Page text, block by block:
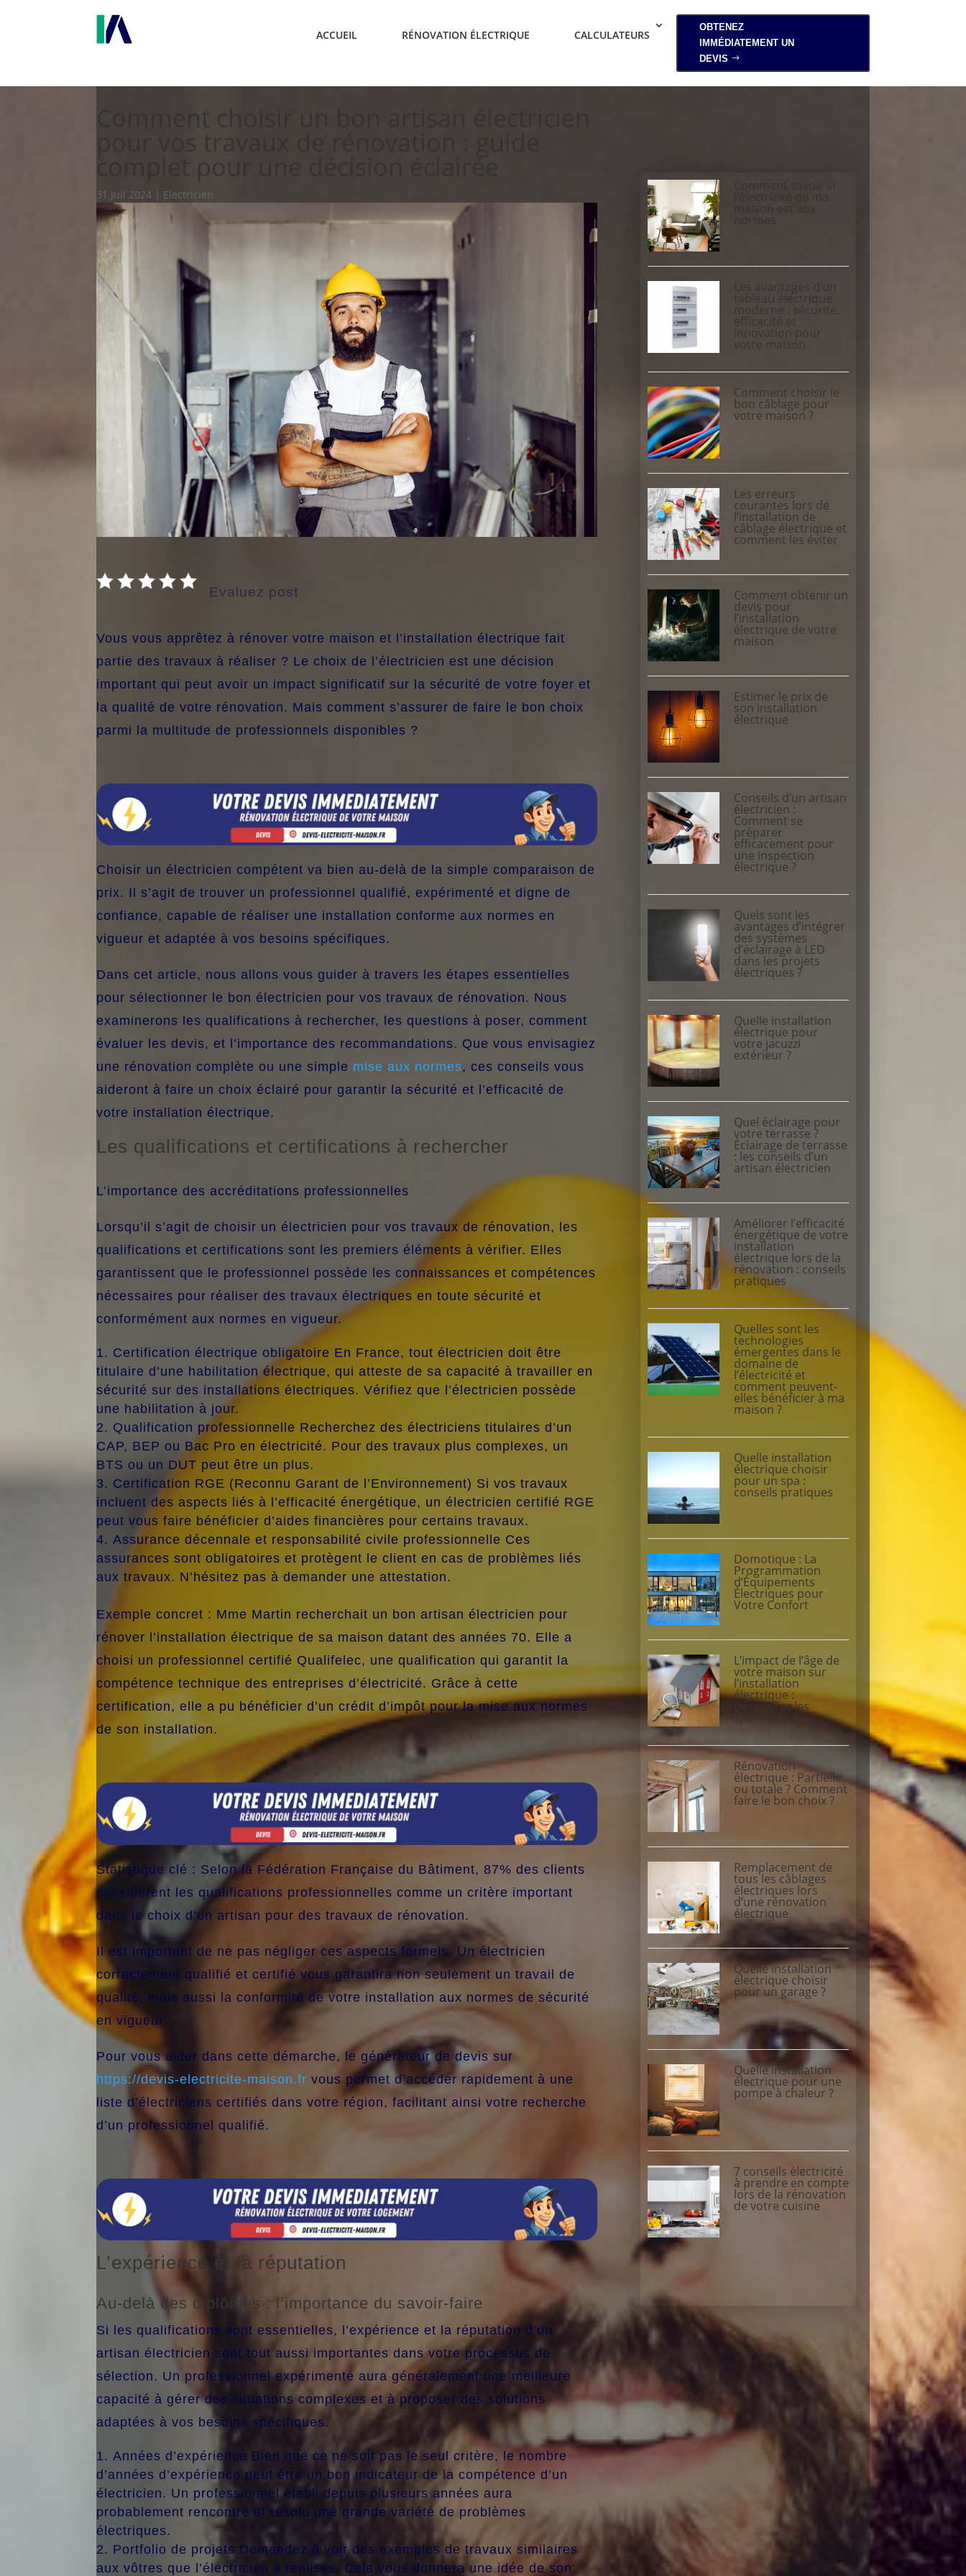
ACCUEIL RÉNOVATION ÉLECTRIQUE CALCULATEURS
OBTENEZ
IMMÉDIATEMENT UN
DEVIS
Comment choisir un bon artisan électricien
pour vos travaux de rénovation : guide
complet pour une décision éclairée
31 Juil 2024 | Electricien
Evaluez post
Vous vous apprêtez à rénover votre maison et l’installation électrique fait
partie des travaux à réaliser ? Le choix de l’électricien est une décision
important qui peut avoir un impact significatif sur la sécurité de votre foyer et
la qualité de votre rénovation. Mais comment s’assurer de faire le bon choix
parmi la multitude de professionnels disponibles ?
Choisir un électricien compétent va bien au-delà de la simple comparaison de
prix. Il s’agit de trouver un professionnel qualifié, expérimenté et digne de
confiance, capable de réaliser une installation conforme aux normes en
vigueur et adaptée à vos besoins spécifiques.
Dans cet article, nous allons vous guider à travers les étapes essentielles
pour sélectionner le bon électricien pour vos travaux de rénovation. Nous
examinerons les qualifications à rechercher, les questions à poser, comment
évaluer les devis, et l’importance des recommandations. Que vous envisagiez
une rénovation complète ou une simple mise aux normes, ces conseils vous
aideront à faire un choix éclairé pour garantir la sécurité et l’efficacité de
votre installation électrique.
Les qualifications et certifications à rechercher
L’importance des accréditations professionnelles
Lorsqu’il s’agit de choisir un électricien pour vos travaux de rénovation, les
qualifications et certifications sont les premiers éléments à vérifier. Elles
garantissent que le professionnel possède les connaissances et compétences
nécessaires pour réaliser des travaux électriques en toute sécurité et
conformément aux normes en vigueur.
Certification électrique obligatoire En France, tout électricien doit être
titulaire d’une habilitation électrique, qui atteste de sa capacité à travailler en
sécurité sur des installations électriques. Vérifiez que l’électricien possède
une habilitation à jour.
Qualification professionnelle Recherchez des électriciens titulaires d’un
CAP, BEP ou Bac Pro en électricité. Pour des travaux plus complexes, un
BTS ou un DUT peut être un plus.
Certification RGE (Reconnu Garant de l’Environnement) Si vos travaux
incluent des aspects liés à l’efficacité énergétique, un électricien certifié RGE
peut vous faire bénéficier d’aides financières pour certains travaux.
Assurance décennale et responsabilité civile professionnelle Ces
assurances sont obligatoires et protègent le client en cas de problèmes liés
aux travaux. N’hésitez pas à demander une attestation.
Exemple concret : Mme Martin recherchait un bon artisan électricien pour
rénover l’installation électrique de sa maison datant des années 70. Elle a
choisi un professionnel certifié Qualifelec, une qualification qui garantit la
compétence technique des entreprises d’électricité. Grâce à cette
certification, elle a pu bénéficier d’un crédit d’impôt pour la mise aux normes
de son installation.
Statistique clé : Selon la Fédération Française du Bâtiment, 87% des clients
considèrent les qualifications professionnelles comme un critère important
dans le choix d’un artisan pour des travaux de rénovation.
Il est important de ne pas négliger ces aspects formels. Un électricien
correctement qualifié et certifié vous garantira non seulement un travail de
qualité, mais aussi la conformité de votre installation aux normes de sécurité
en vigueur.
Pour vous aider dans cette démarche, le générateur de devis sur
https://devis-electricite-maison.fr vous permet d’accéder rapidement à une
liste d’électriciens certifiés dans votre région, facilitant ainsi votre recherche
d’un professionnel qualifié.
L’expérience et la réputation
Au-delà des diplômes : l’importance du savoir-faire
Si les qualifications sont essentielles, l’expérience et la réputation d’un
artisan électricien sont tout aussi importantes dans votre processus de
sélection. Un professionnel expérimenté aura généralement une meilleure
capacité à gérer des situations complexes et à proposer des solutions
adaptées à vos besoins spécifiques.
Années d’expérience Bien que ce ne soit pas le seul critère, le nombre
d’années d’expérience peut être un bon indicateur de la compétence d’un
électricien. Un professionnel établi depuis plusieurs années aura
probablement rencontré et résolu une grande variété de problèmes
électriques.
Portfolio de projets Demandez à voir des exemples de travaux similaires
aux vôtres que l’électricien a réalisés. Cela vous donnera une idée de son
Les avantages d’un
tableau électrique
moderne : sécurité,
efficacité et
innovation pour
votre maison
Comment choisir le
bon câblage pour
votre maison ?
Les erreurs
courantes lors de
l’installation de
câblage électrique et
comment les éviter
Comment obtenir un
devis pour
l’installation
électrique de votre
maison
Estimer le prix de
son installation
électrique
Conseils d’un artisan
électricien :
Comment se
préparer
efficacement pour
une inspection
électrique ?
Quels sont les
avantages d’intégrer
des systèmes
d’éclairage à LED
dans les projets
électriques ?
Quelle installation
électrique pour
votre jacuzzi
extérieur ?
Quel éclairage pour
votre terrasse ?
Éclairage de terrasse
: les conseils d’un
artisan électricien
Améliorer l’efficacité
énergétique de votre
installation
électrique lors de la
rénovation : conseils
pratiques
Quelles sont les
technologies
émergentes dans le
domaine de
l’électricité et
comment peuvent-
elles bénéficier à ma
maison ?
Quelle installation
électrique choisir
pour un spa :
conseils pratiques
Domotique : La
Programmation
d’Équipements
Électriques pour
Votre Confort
L’impact de l’âge de
votre maison sur
l’installation
électrique :
Découvrez les
spécificités
Rénovation
électrique : Partielle
ou totale ? Comment
faire le bon choix ?
Remplacement de
tous les câblages
électriques lors
d’une rénovation
électrique
Quelle installation
électrique choisir
pour un garage ?
Quelle installation
électrique pour une
pompe à chaleur ?
7 conseils électricité
à prendre en compte
lors de la rénovation
de votre cuisine